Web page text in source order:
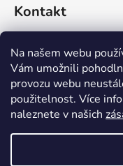
Na našem webu
Vám umožnili
provozu webu
použitelnost. Více
naleznete v našich
Kontakt
info@rideko.cz
+420 721